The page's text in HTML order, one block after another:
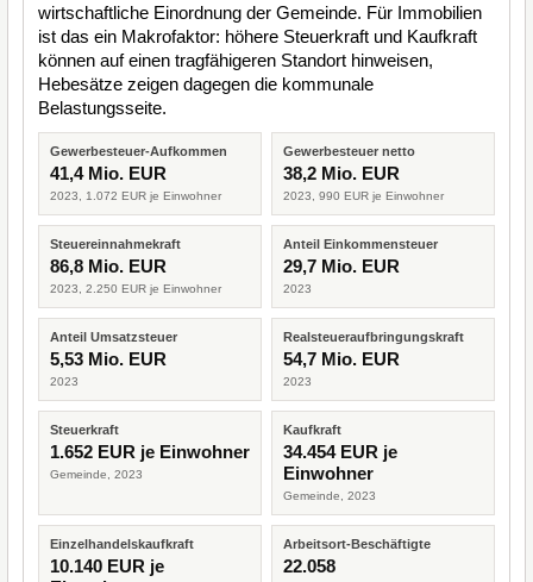
wirtschaftliche Einordnung der Gemeinde. Für Immobilien
ist das ein Makrofaktor: höhere Steuerkraft und Kaufkraft
können auf einen tragfähigeren Standort hinweisen,
Hebesätze zeigen dagegen die kommunale
Belastungsseite.
Gewerbesteuer-Aufkommen
41,4 Mio. EUR
2023, 1.072 EUR je Einwohner
Gewerbesteuer netto
38,2 Mio. EUR
2023, 990 EUR je Einwohner
Steuereinnahmekraft
86,8 Mio. EUR
2023, 2.250 EUR je Einwohner
Anteil Einkommensteuer
29,7 Mio. EUR
2023
Anteil Umsatzsteuer
5,53 Mio. EUR
2023
Realsteueraufbringungskraft
54,7 Mio. EUR
2023
Steuerkraft
1.652 EUR je Einwohner
Gemeinde, 2023
Kaufkraft
34.454 EUR je
Einwohner
Gemeinde, 2023
Einzelhandelskaufkraft
10.140 EUR je
Arbeitsort-Beschäftigte
22.058